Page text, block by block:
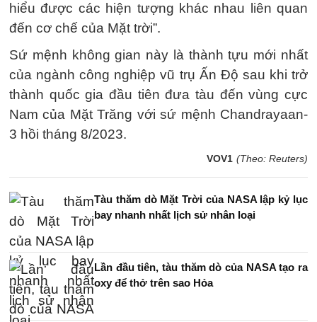
hiểu được các hiện tượng khác nhau liên quan
đến cơ chế của Mặt trời”.
Sứ mệnh không gian này là thành tựu mới nhất
của ngành công nghiệp vũ trụ Ấn Độ sau khi trở
thành quốc gia đầu tiên đưa tàu đến vùng cực
Nam của Mặt Trăng với sứ mệnh Chandrayaan-
3 hồi tháng 8/2023.
VOV1 (Theo: Reuters)
Tàu thăm dò Mặt Trời của NASA lập kỷ lục
bay nhanh nhất lịch sử nhân loại
Lần đầu tiên, tàu thăm dò của NASA tạo ra
oxy để thở trên sao Hỏa